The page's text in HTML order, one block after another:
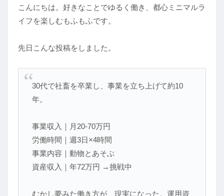
こんにちは。好きなことでゆるく働き、都心ミニマルラ
イフを楽しむもふもふです。
先日こんな投稿をしました。
30代で社畜を卒業し、事業を立ち上げて約10
年。
事業収入｜月20-70万円
労働時間｜週3日×4時間
事業内容｜動物とあそぶ
資産収入｜年72万円 →挑戦中
むかし夢みた働き方が、現実になった。運用資